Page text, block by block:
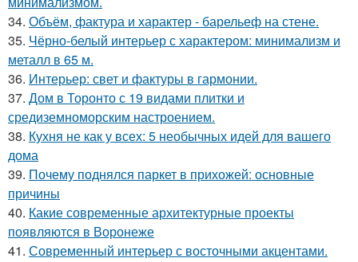
34. Объём, фактура и характер - барельеф на стене.
35. Чёрно-белый интерьер с характером: минимализм и
металл в 65 м.
36. Интерьер: свет и фактуры в гармонии.
37. Дом в Торонто с 19 видами плитки и
средиземноморским настроением.
38. Кухня не как у всех: 5 необычных идей для вашего
дома
39. Почему поднялся паркет в прихожей: основные
причины
40. Какие современные архитектурные проекты
появляются в Воронеже
41. Современный интерьер с восточными акцентами.